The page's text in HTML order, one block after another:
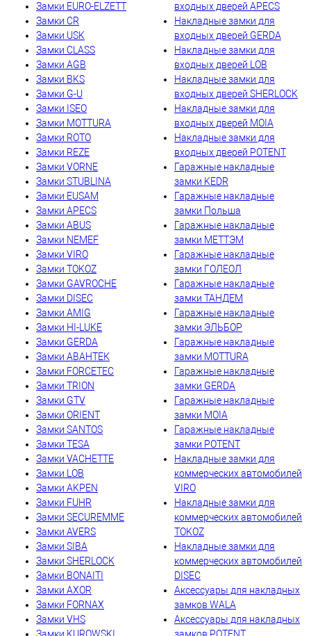
Замки EURO-ELZETT
Замки CR
Замки USK
Замки CLASS
Замки AGB
Замки BKS
Замки G-U
Замки ISEO
Замки MOTTURA
Замки ROTO
Замки REZE
Замки VORNE
Замки STUBLINA
Замки EUSAM
Замки APECS
Замки ABUS
Замки NEMEF
Замки VIRO
Замки TOKOZ
Замки GAVROCHE
Замки DISEC
Замки AMIG
Замки HI-LUKE
Замки GERDA
Замки АВАНТЕК
Замки FORCETEC
Замки TRION
Замки GTV
Замки ORIENT
Замки SANTOS
Замки TESA
Замки VACHETTE
Замки LOB
Замки AKPEN
Замки FUHR
Замки SECUREMME
Замки AVERS
Замки SIBA
Замки SHERLOCK
Замки BONAITI
Замки AXOR
Замки FORNAX
Замки VHS
входных дверей APECS
Накладные замки для
входных дверей GERDA
Накладные замки для
входных дверей LOB
Накладные замки для
входных дверей SHERLOCK
Накладные замки для
входных дверей MOIA
Накладные замки для
входных дверей POTENT
Гаражные накладные
замки KEDR
Гаражные накладные
замки Польша
Гаражные накладные
замки МЕТТЭМ
Гаражные накладные
замки ГОЛЕОЛ
Гаражные накладные
замки ТАНДЕМ
Гаражные накладные
замки ЭЛЬБОР
Гаражные накладные
замки MOTTURA
Гаражные накладные
замки GERDA
Гаражные накладные
замки MOIA
Гаражные накладные
замки POTENT
Накладные замки для
коммерческих автомобилей
VIRO
Накладные замки для
коммерческих автомобилей
TOKOZ
Накладные замки для
коммерческих автомобилей
DISEC
Аксессуары для накладных
замков WALA
Аксессуары для накладных